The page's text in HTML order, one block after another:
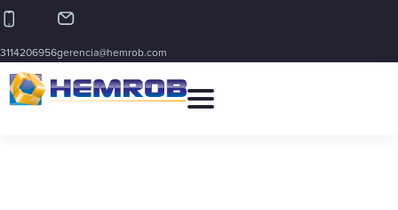
3114206956gerencia@hemrob.com